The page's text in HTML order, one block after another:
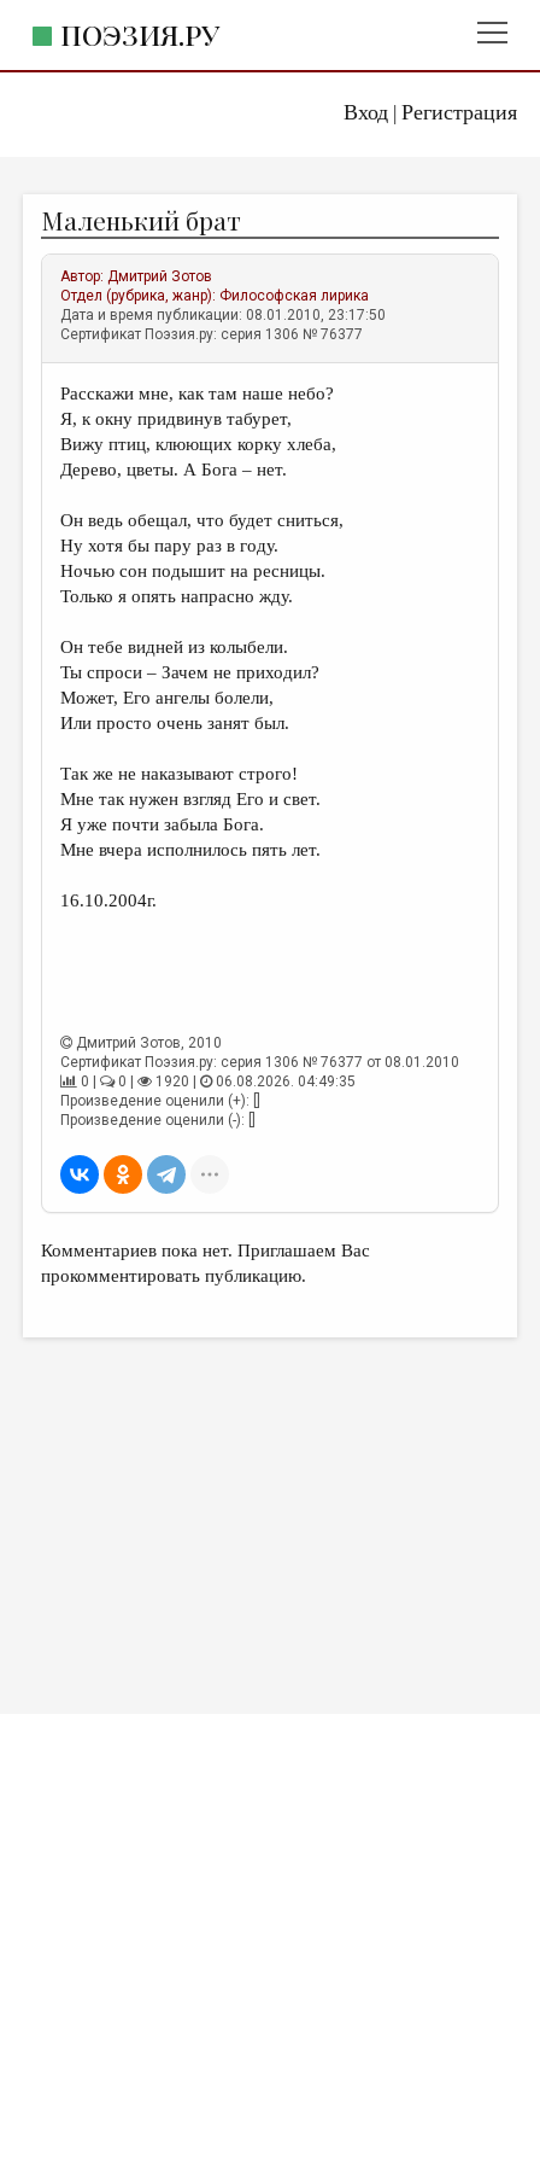
Вход| Регистрация
ПОЭЗИЯ.РУ
ЖАНРЫ
АВТОРЫ
КОММЕНТАРИИ
ЛИТСАЛОН
НОВОСТИ
ПРАВИЛА САЙТА
ИЗБРАННОЕ
ДАЙДЖЕСТ
ПЕРЕВОДЫ
КОНКУРСЫ
КНИЖНАЯ ПОЛКА
ОБЗОР ЛИТЕРАТУРЫ
ОБЪЯВЛЕНИЯ
ОТ РЕДАКЦИИ
МАЛАЯ ПРОЗА
ЭССЕИСТИКА
ЛИТЕРАТУРОВЕДЕНИЕ
КУЛЬТУРОВЕДЕНИЕ
ПУБЛИЦИСТИКА
ЦИКЛЫ ПУБЛИКАЦИЙ
Маленький брат
Автор:Дмитрий Зотов
Отдел (рубрика, жанр):Философская лирика
Дата и время публикации: 08.01.2010, 23:17:50
Сертификат Поэзия.ру: серия 1306 № 76377
Расскажи мне, как там наше небо?
Я, к окну придвинув табурет,
Вижу птиц, клюющих корку хлеба,
Дерево, цветы. А Бога – нет.
Он ведь обещал, что будет сниться,
Ну хотя бы пару раз в году.
Ночью сон подышит на ресницы.
Только я опять напрасно жду.
Он тебе видней из колыбели.
Ты спроси – Зачем не приходил?
Может, Его ангелы болели,
Или просто очень занят был.
Так же не наказывают строго!
Мне так нужен взгляд Его и свет.
Я уже почти забыла Бога.
Мне вчера исполнилось пять лет.
16.10.2004г.
Дмитрий Зотов, 2010
Сертификат Поэзия.ру: серия 1306 № 76377 от 08.01.2010
0 |
0 | 1920 |
06.08.2026. 04:49:35
Произведение оценили (+): []
Произведение оценили (-): []
Комментариев пока нет. Приглашаем Вас
прокомментировать публикацию.